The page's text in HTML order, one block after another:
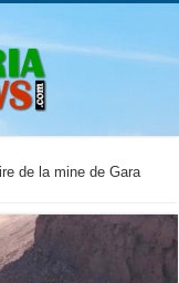
de la mine de Gara